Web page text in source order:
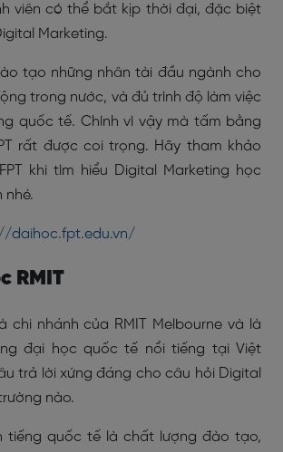
viên có thể bắt kịp thời đại, đặc biệt
Marketing.
tạo những nhân tài đầu ngành cho
trong nước, và đủ trình độ làm việc
quốc tế. Chính vì vậy mà tấm bằng
rất được coi trọng. Hãy tham khảo
khi tìm hiểu Digital Marketing học
nhé.
daihoc.fpt.edu.vn/
RMIT
chi nhánh của RMIT Melbourne và là
đại học quốc tế nổi tiếng tại Việt
trả lời xứng đáng cho câu hỏi Digital
nào.
tiếng quốc tế là chất lượng đào tạo,